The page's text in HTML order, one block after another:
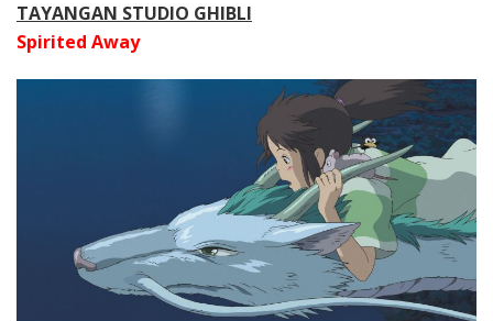
TAYANGAN STUDIO GHIBLI
Spirited Away